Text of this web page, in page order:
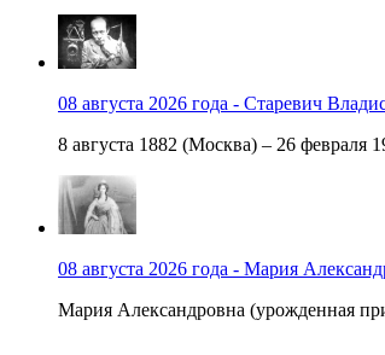
08 августа 2026 года - Старевич
8 августа 1882 (Москва) – 26
08 августа 2026 года - Мария
Мария Александровна (урожденная